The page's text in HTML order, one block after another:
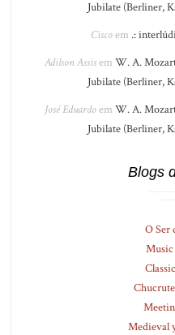
Jubilate (Berliner,
Ciscoem .:
Adilson Assisem W. A.
Jubilate (Berliner,
José Eduardoem W. A.
Jubilate (Berliner,
Blogs
O Ser
Music
Medieval